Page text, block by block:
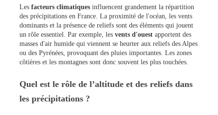
Les facteurs climatiques influencent grandement la répartition
des précipitations en France. La proximité de l'océan, les vents
dominants et la présence de reliefs sont des éléments qui jouent
un rôle essentiel. Par exemple, les vents d'ouest apportent des
masses d'air humide qui viennent se heurter aux reliefs des Alpes
ou des Pyrénées, provoquant des pluies importantes. Les zones
côtières et les montagnes sont donc souvent les plus touchées.
Quel est le rôle de l’altitude et des reliefs dans
les précipitations ?